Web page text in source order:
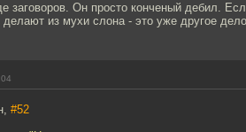
заговоров. Он просто конченый дебил.
из мухи слона - это уже другое дело
#52